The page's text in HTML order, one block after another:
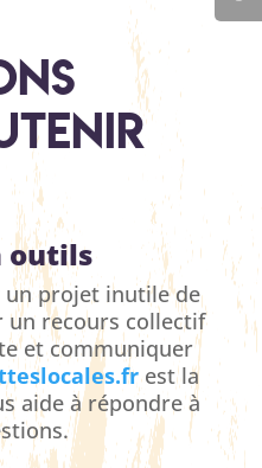
outils
un projet inutile de
un recours collectif
et communiquer
est la
aide à répondre à